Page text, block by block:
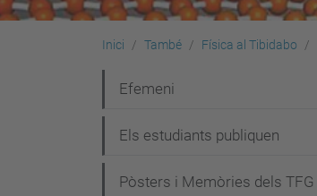
Inici També Física al Tibidabo
a
v
Efemeni
Els estudiants publiquen
Pòsters i Memòries dels TFG